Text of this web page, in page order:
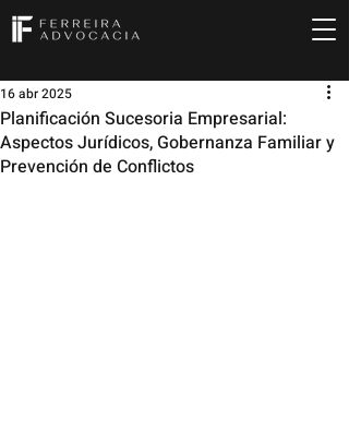
Planificación Sucesoria Empresarial:
Aspectos Jurídicos, Gobernanza Familiar y
Prevención de Conflictos
16 abr 2025